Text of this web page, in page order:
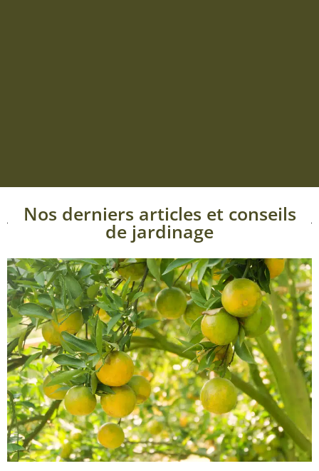
Nos derniers articles et conseils
de jardinage